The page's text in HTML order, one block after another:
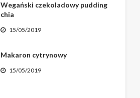
Wegański czekoladowy pudding
chia
15/05/2019
Makaron cytrynowy
15/05/2019